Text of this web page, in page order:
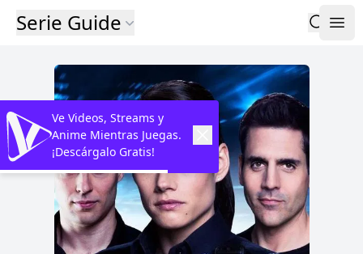
Serie Guide
Ve Videos, Streams y
Anime Mientras Juegas.
¡Descárgalo Gratis!